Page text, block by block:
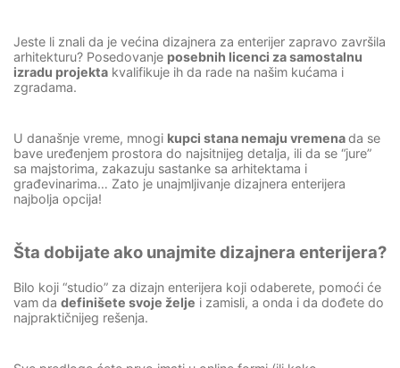
Jeste li znali da je većina dizajnera za enterijer zapravo završila
arhitekturu? Posedovanje posebnih licenci za samostalnu
izradu projekta kvalifikuje ih da rade na našim kućama i
zgradama.
U današnje vreme, mnogi kupci stana nemaju vremenada se
bave uređenjem prostora do najsitnijeg detalja, ili da se “jure”
sa majstorima, zakazuju sastanke sa arhitektama i
građevinarima… Zato je unajmljivanje dizajnera enterijera
najbolja opcija!
Šta dobijate ako unajmite dizajnera enterijera?
Bilo koji “studio” za dizajn enterijera koji odaberete, pomoći će
vam da definišete svoje želje i zamisli, a onda i da dođete do
najpraktičnijeg rešenja.